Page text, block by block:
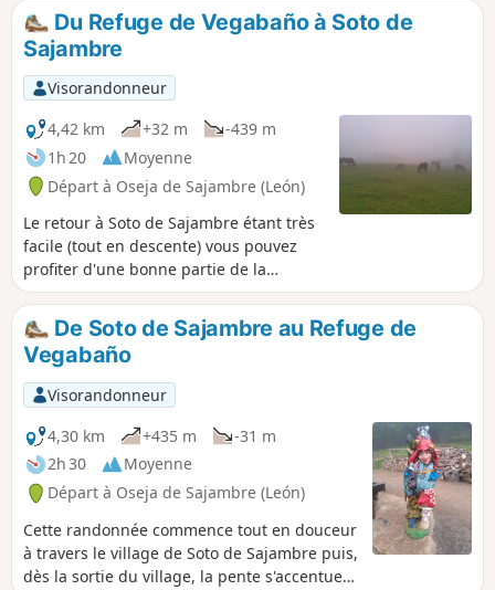
Du Refuge de Vegabaño à Soto de
Sajambre
Visorandonneur
4,42 km
+32 m
-439 m
1h 20
Moyenne
Départ à Oseja de Sajambre (León)
Le retour à Soto de Sajambre étant très
facile (tout en descente) vous pouvez
profiter d'une bonne partie de la
journée pour explorer les lieux.
Demandez aux gardes du refuge de
vous préparer un pique-nique, vous
pourrez le déguster assis dans l'herbe
de la Majada de Vegabaño.
De Soto de Sajambre au Refuge de
Vegabaño
Visorandonneur
4,30 km
+435 m
-31 m
2h 30
Moyenne
Départ à Oseja de Sajambre (León)
Cette randonnée commence tout en douceur
à travers le village de Soto de Sajambre puis,
dès la sortie du village, la pente s'accentue